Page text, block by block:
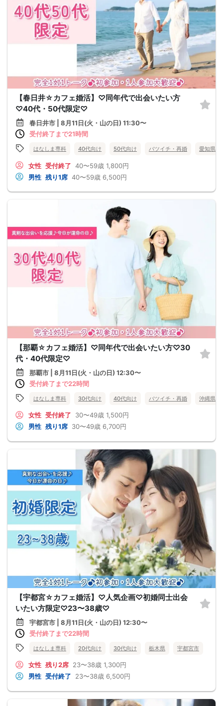
【春日井☆カフェ婚活】♡同年代で出会いたい方
♡40代・50代限定♡
春日井市 | 8月11日(火・山の日) 11:30〜
受付終了まで21時間
はなしま専科 40代向け 50代向け バツイチ・再婚 愛知県
女性 受付終了 40〜59歳 1,800円
男性 残り1席 40〜59歳 6,500円
【那覇☆カフェ婚活】♡同年代で出会いたい方♡30
代・40代限定♡
那覇市 | 8月11日(火・山の日) 12:30〜
受付終了まで22時間
はなしま専科 30代向け 40代向け バツイチ・再婚 沖縄県
女性 受付終了 30〜49歳 1,500円
男性 残り1席 30〜49歳 6,700円
【宇都宮☆カフェ婚活】♡人気企画♡初婚同士出会
いたい方限定♡23〜38歳♡
宇都宮市 | 8月11日(火・山の日) 12:30〜
受付終了まで22時間
はなしま専科 20代向け 30代向け 栃木県 宇都宮市
女性 残り2席 23〜38歳 1,300円
男性 受付終了 23〜38歳 6,500円